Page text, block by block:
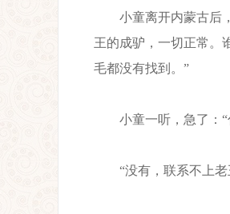
小童离开内蒙古后，
王的成驴，一切正常。
毛都没有找到。”
小童一听，急了：“
“没有，联系不上老